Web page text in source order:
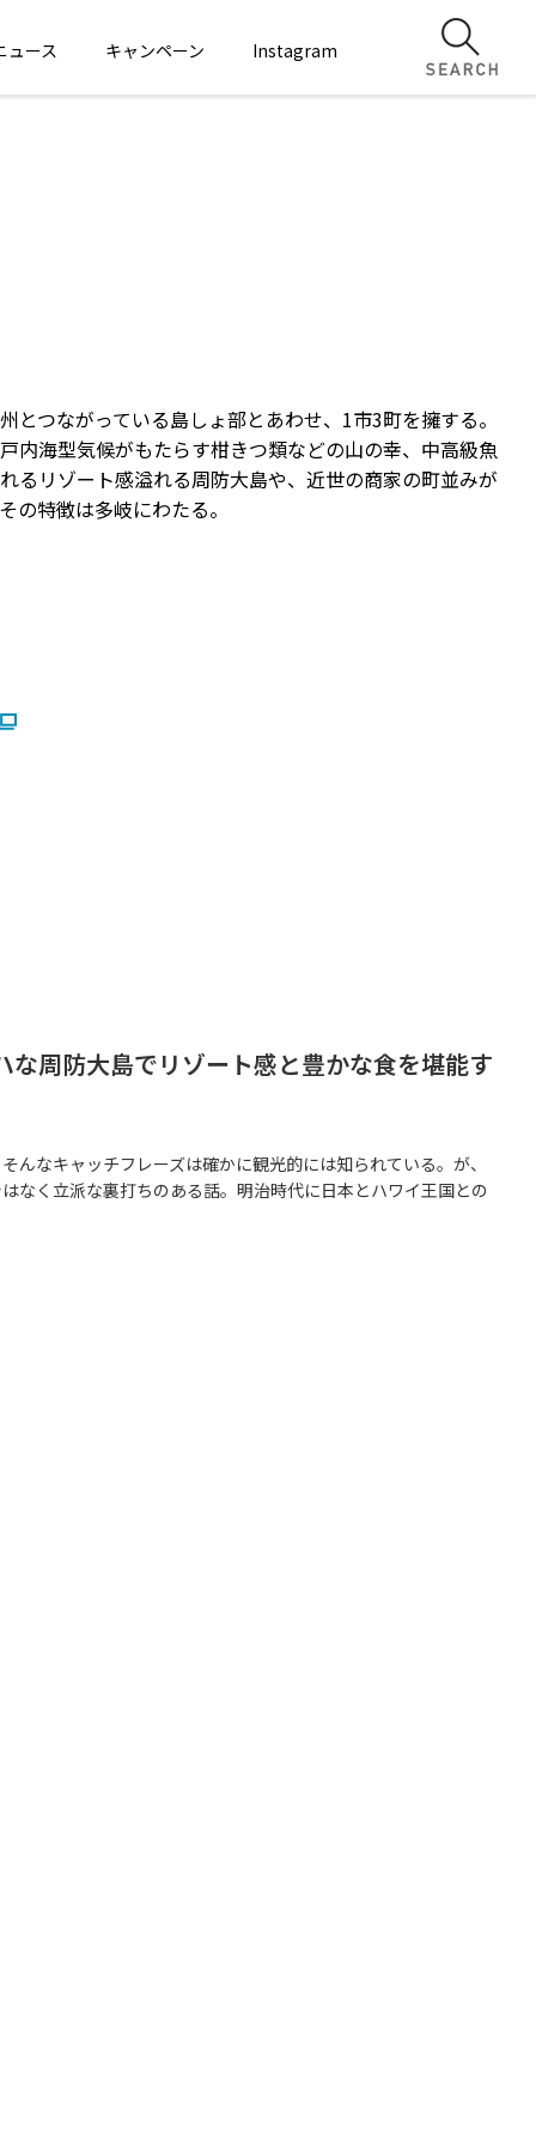
ュース キャンペーン Instagram
つながっている島しょ部とあわせ、1市3町を擁する。
内海型気候がもたらす柑きつ類などの山の幸、中高級魚
るリゾート感溢れる周防大島や、近世の商家の町並みが
の特徴は多岐にわたる。
な周防大島でリゾート感と豊かな食を堪能す
んなキャッチフレーズは確かに観光的には知られている。が、
なく立派な裏打ちのある話。明治時代に日本とハワイ王国との